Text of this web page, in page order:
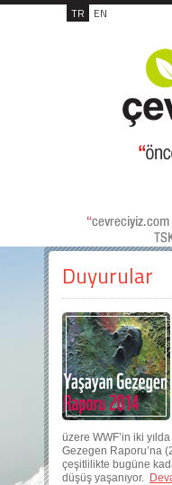
TR EN
Duyurular
üzere WWF’in iki
Gezegen Raporu’na
çeşitlilikte bugüne
düşüş yaşanıyor.